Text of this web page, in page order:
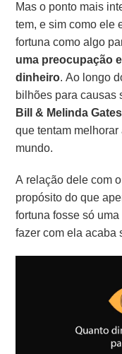
Mas o ponto mais
tem, e sim como ele
fortuna como algo
uma preocupação
dinheiro. Ao longo
bilhões para causas
Bill & Melinda
que tentam
mundo.
A relação dele com
propósito do que
fortuna fosse só
fazer com ela acaba